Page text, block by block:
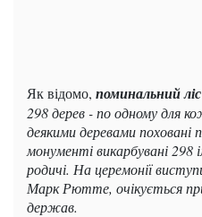
Як відомо, поминальний ліс
298 дерев - по одному для
деякими деревами поховані
монументі викарбувані 298
родичі. На церемонії
Марк Рютте, очікується
держав.